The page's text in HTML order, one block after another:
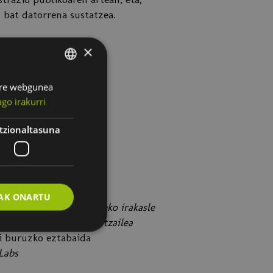
datorrena sustatzea.
Unibertsitateko irakasle
, TECNALIAko ikertzailea
buruzko eztabaida
×
webgunea
irakurri
ONARTU